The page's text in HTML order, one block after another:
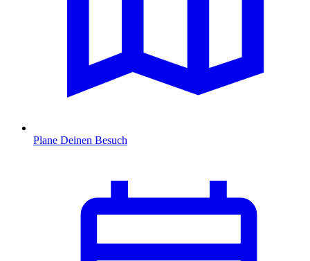
Plane Deinen Besuch